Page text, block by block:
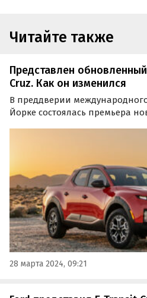
Читайте также
Представлен
Cruz. Как он изменился
В преддверии
Йорке состоялась премьера
28 марта 2024, 09:21